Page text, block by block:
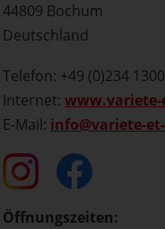
44809 Bochum
Deutschland
Telefon: +49 (0)234
Internet: www.variete-
E-Mail: info@variete-
Öffnungszeiten: